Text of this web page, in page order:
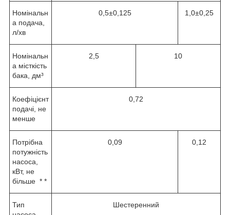
Номінальн
а подача,
л/хв
0,5±0,125 1,0±0,25
Номінальн
а місткість
бака, дм³
2,5 10
Коефіцієнт
подачі, не
менше
0,72
Потрібна
потужність
насоса,
кВт, не
більше * *
0,09 0,12
Тип
Шестеренний